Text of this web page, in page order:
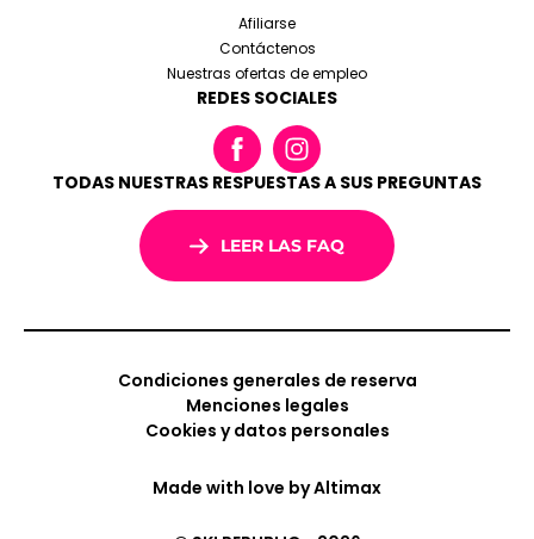
Afiliarse
Contáctenos
Nuestras ofertas de empleo
REDES SOCIALES
TODAS NUESTRAS RESPUESTAS A SUS PREGUNTAS
LEER LAS FAQ
Condiciones generales de reserva
Menciones legales
Cookies y datos personales
Made with love byAltimax